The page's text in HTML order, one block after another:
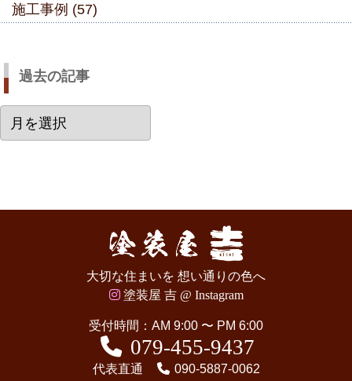
施工事例 (57)
過去の記事
去
大切な住まいを 想い通りの色へ
塗装屋 吉 @ Instagram
受付時間：AM 9:00 〜 PM 6:00
079-455-9437
代表直通 090-5887-0062